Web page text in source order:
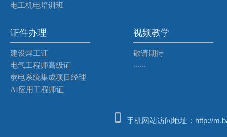
电工机电培训班
证件办理
建设焊工证
电气工程师高级证
弱电系统集成项目经理
AI应用工程师证
视频教学
敬请期待
......
手机网站访问地址：http://